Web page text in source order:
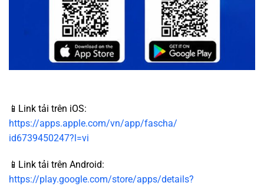
📱Link tải trên iOS:
https://apps.apple.com/vn/app/fascha/
id6739450247?l=vi
📱Link tải trên Android:
https://play.google.com/store/apps/details?